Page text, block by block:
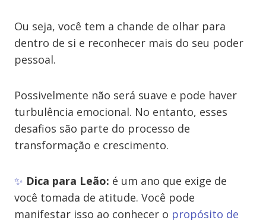
Ou seja, você tem a chande de olhar para
dentro de si e reconhecer mais do seu poder
pessoal.
Possivelmente não será suave e pode haver
turbulência emocional. No entanto, esses
desafios são parte do processo de
transformação e crescimento.
✨ Dica para Leão: é um ano que exige de
você tomada de atitude. Você pode
manifestar isso ao conhecer o propósito de